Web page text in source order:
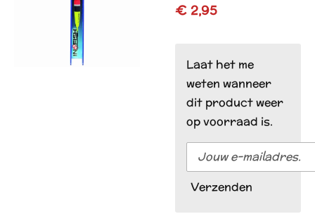
€ 2,95
Laat het me
weten wanneer
dit product weer
op voorraad is.
Verzenden